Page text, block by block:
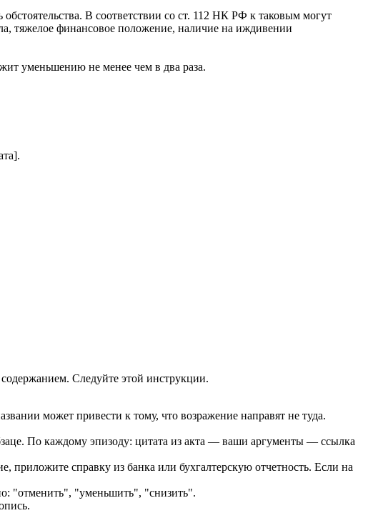
В соответствии со ст. 112 НК РФ к таковым могут
тяжелое финансовое положение, наличие на иждивении
уменьшению не менее чем в два раза.
Следуйте этой инструкции.
может привести к тому, что возражение направят не туда.
По каждому эпизоду: цитата из акта — ваши аргументы — ссылка
приложите справку из банка или бухгалтерскую отчетность. Если на
"отменить", "уменьшить", "снизить".